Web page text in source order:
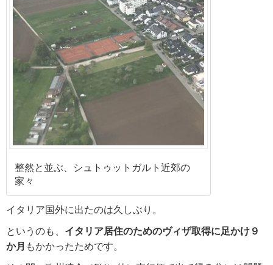
整然と並ぶ、シュトゥットガルト近郊の
家々
イタリア国外に出たのは久しぶり。
というのも、 イタリア居住のためのヴィザ取得に足かけ９
か月 もかかったためです。